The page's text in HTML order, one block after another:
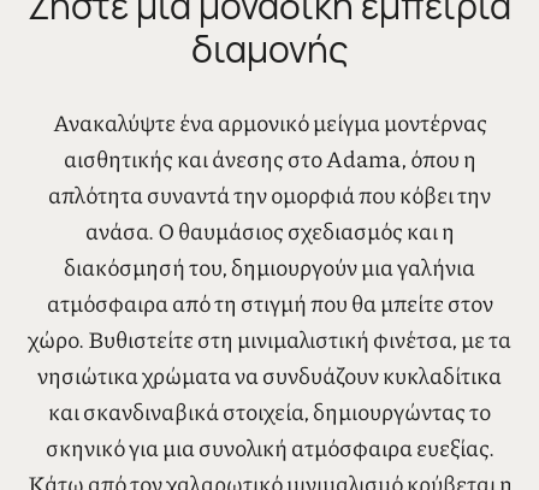
διαμονής
Ανακαλύψτε ένα αρμονικό μείγμα μοντέρνας
αισθητικής και άνεσης στο Adama, όπου η
απλότητα συναντά την ομορφιά που κόβει την
ανάσα. Ο θαυμάσιος σχεδιασμός και η
διακόσμησή του, δημιουργούν μια γαλήνια
ατμόσφαιρα από τη στιγμή που θα μπείτε στον
χώρο. Βυθιστείτε στη μινιμαλιστική φινέτσα, με τα
νησιώτικα χρώματα να συνδυάζουν κυκλαδίτικα
και σκανδιναβικά στοιχεία, δημιουργώντας το
σκηνικό για μια συνολική ατμόσφαιρα ευεξίας.
Κάτω από τον χαλαρωτικό μινιμαλισμό κρύβεται η